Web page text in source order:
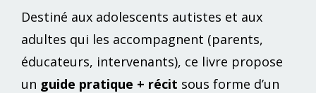
Destiné aux adolescents autistes et aux
adultes qui les accompagnent (parents,
éducateurs, intervenants), ce livre propose
un guide pratique + récit sous forme d’un